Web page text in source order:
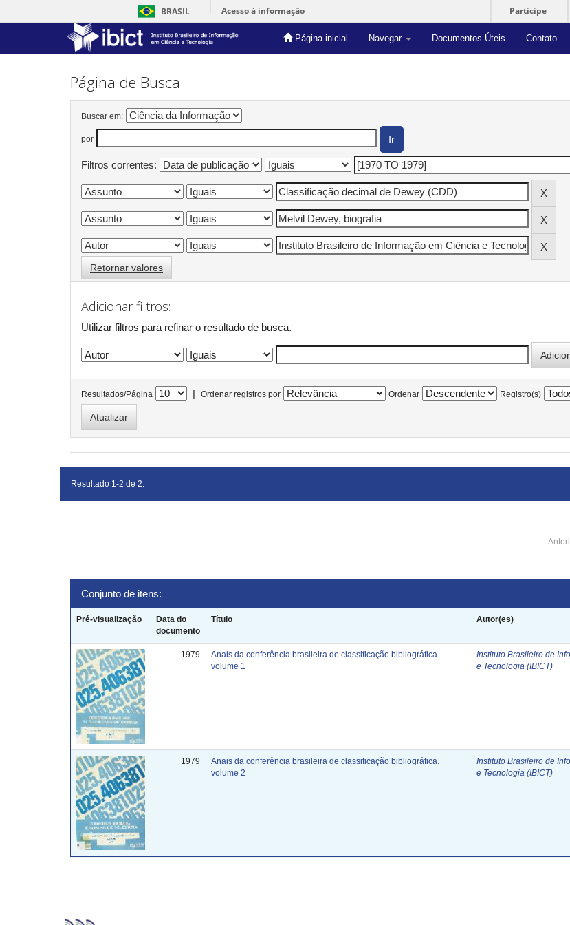
BRASIL Acesso à informação Participe
Página inicial Navegar Documentos Úteis Contato
Skip
Página de Busca
Buscar em:
por
Filtros correntes:
Retornar valores
Adicionar filtros:
Utilizar filtros para refinar o resultado de busca.
Resultados/Página | Ordenar registros por Ordenar Registro(s)
Resultado 1-2 de 2.
Conjunto de itens:
Pré-visualização
Data do
documento
Título Autor(es)
1979
Anais da conferência brasileira de classificação bibliográfica.
volume 1
Instituto Brasileiro de
e Tecnologia (IBICT)
1979
Anais da conferência brasileira de classificação bibliográfica.
volume 2
Instituto Brasileiro de
e Tecnologia (IBICT)